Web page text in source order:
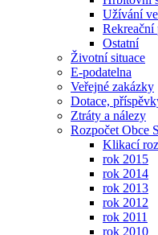
Užívání
Rekreační
Ostatní
Životní situace
E-podatelna
Veřejné zakázky
Dotace,
Ztráty a nálezy
Rozpočet Obce
Klikací
rok 2015
rok 2014
rok 2013
rok 2012
rok 2011
rok 2010